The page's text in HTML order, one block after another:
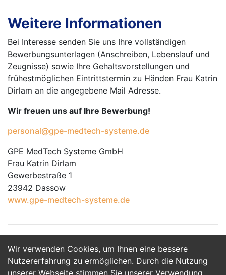
Wir verwenden Cookies, um Ihnen eine bessere
Nutzererfahrung zu ermöglichen. Durch die Nutzung
unserer Webseite stimmen Sie unserer Verwendung
Weitere Informationen
Bei Interesse senden Sie uns Ihre vollständigen
Bewerbungsunterlagen (Anschreiben, Lebenslauf und
Zeugnisse) sowie Ihre Gehaltsvorstellungen und
frühestmöglichen Eintrittstermin zu Händen Frau Katrin
Dirlam an die angegebene Mail Adresse.
Wir freuen uns auf Ihre Bewerbung!
personal@gpe-medtech-systeme.de
GPE MedTech Systeme GmbH
Frau Katrin Dirlam
Gewerbestraße 1
23942 Dassow
www.gpe-medtech-systeme.de
Jetzt Bewerben